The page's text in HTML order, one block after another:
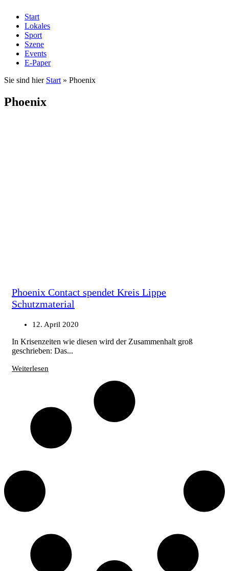
Start
Lokales
Sport
Szene
Events
E-Paper
Sie sind hier Start » Phoenix
Phoenix
Phoenix Contact spendet Kreis Lippe
Schutzmaterial
12. April 2020
In Krisenzeiten wie diesen wird der Zusammenhalt groß
geschrieben: Das...
Weiterlesen